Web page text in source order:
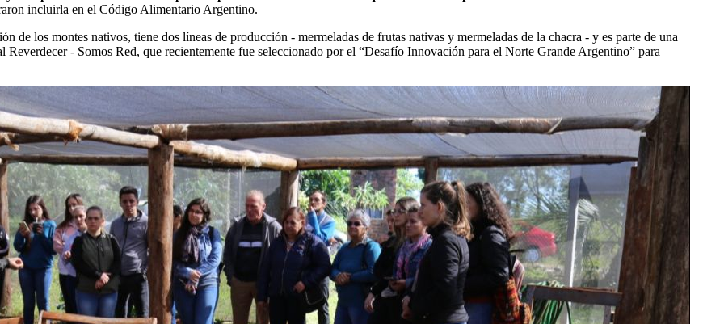
incluirla en el Código Alimentario Argentino.
de los montes nativos, tiene dos líneas de producción - mermeladas de frutas nativas y mermeladas de la chacra - y es parte de una
- Somos Red, que recientemente fue seleccionado por el “Desafío Innovación para el Norte Grande Argentino” para